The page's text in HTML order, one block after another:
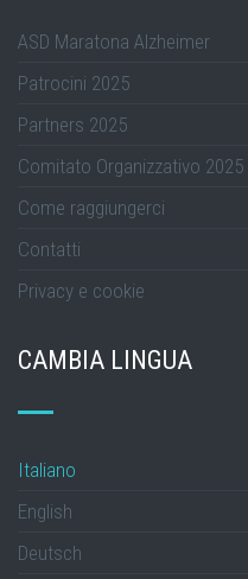
ASD Maratona Alzheimer
Patrocini 2025
Partners 2025
Comitato Organizzativo 2025
Come raggiungerci
Contatti
Privacy e cookie
CAMBIA LINGUA
Italiano
English
Deutsch